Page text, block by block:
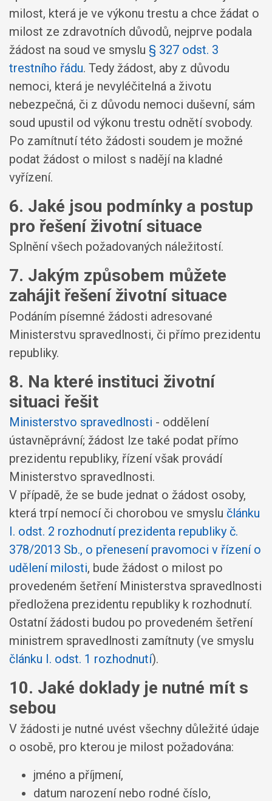
milost, která je ve výkonu trestu a chce žádat o
milost ze zdravotních důvodů, nejprve podala
žádost na soud ve smyslu § 327 odst. 3
trestního řádu. Tedy žádost, aby z důvodu
nemoci, která je nevyléčitelná a životu
nebezpečná, či z důvodu nemoci duševní, sám
soud upustil od výkonu trestu odnětí svobody.
Po zamítnutí této žádosti soudem je možné
podat žádost o milost s nadějí na kladné
vyřízení.
6. Jaké jsou podmínky a postup
pro řešení životní situace
Splnění všech požadovaných náležitostí.
7. Jakým způsobem můžete
zahájit řešení životní situace
Podáním písemné žádosti adresované
Ministerstvu spravedlnosti, či přímo prezidentu
republiky.
8. Na které instituci životní
situaci řešit
Ministerstvo spravedlnosti - oddělení
ústavněprávní; žádost lze také podat přímo
prezidentu republiky, řízení však provádí
Ministerstvo spravedlnosti.
V případě, že se bude jednat o žádost osoby,
která trpí nemocí či chorobou ve smyslu článku
I. odst. 2 rozhodnutí prezidenta republiky č.
378/2013 Sb., o přenesení pravomoci v řízení o
udělení milosti, bude žádost o milost po
provedeném šetření Ministerstva spravedlnosti
předložena prezidentu republiky k rozhodnutí.
Ostatní žádosti budou po provedeném šetření
ministrem spravedlnosti zamítnuty (ve smyslu
článku I. odst. 1 rozhodnutí).
10. Jaké doklady je nutné mít s
sebou
V žádosti je nutné uvést všechny důležité údaje
o osobě, pro kterou je milost požadována:
jméno a příjmení,
datum narození nebo rodné číslo,